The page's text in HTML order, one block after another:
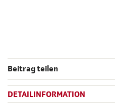
Beitrag teilen
DETAILINFORMATION